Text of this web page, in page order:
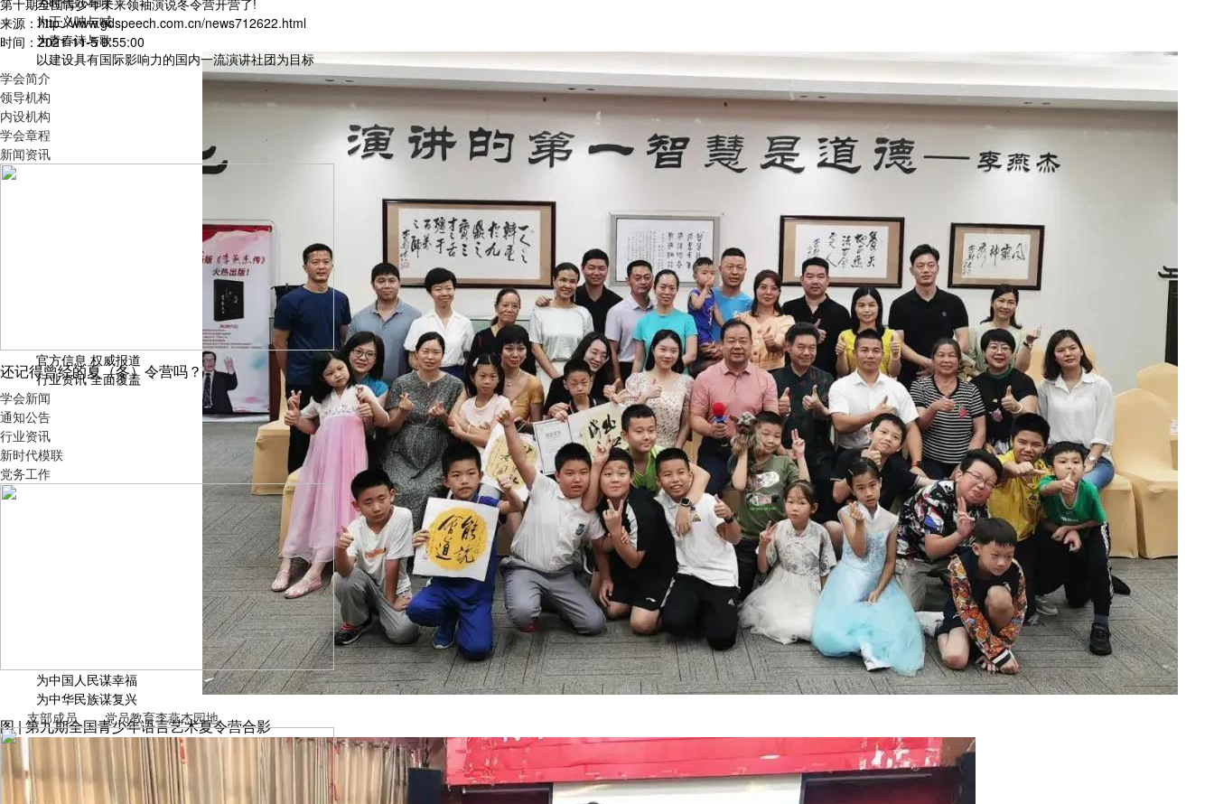
为正义呐与喊
为青春诗与歌
以建设具有国际影响力的国内一流演讲社团为目标
学会简介
领导机构
内设机构
学会章程
新闻资讯
官方信息 权威报道
行业资讯 全面覆盖
学会新闻
通知公告
行业资讯
新时代模联
党务工作
为中国人民谋幸福
为中华民族谋复兴
支部成员
党员教育李燕杰园地
来源：http://www.gdspeech.com.cn/news712622.html
时间：2021-11-5 9:55:00
还记得曾经的夏（冬）令营吗？
图 | 第九期全国青少年语言艺术夏令营合影